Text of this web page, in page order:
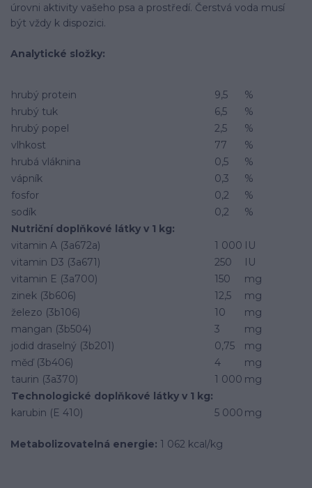
úrovni aktivity vašeho psa a prostředí. Čerstvá voda musí
být vždy k dispozici.
Analytické složky:
hrubý protein 9,5
%
hrubý tuk
6,5
%
hrubý popel
2,5
%
vlhkost
77
%
hrubá vláknina
0,5
%
vápník
0,3
%
fosfor
0,2
%
sodík
0,2
%
Nutriční doplňkové látky v 1 kg:
vitamin A (3a672a)
1 000
IU
vitamin D3 (3a671)
250
IU
vitamin E (3a700)
150
mg
zinek (3b606)
12,5
mg
železo (3b106)
10
mg
mangan (3b504)
3
mg
jodid draselný (3b201)
0,75
mg
měď (3b406)
4
mg
taurin (3a370)
1 000 mg
Technologické doplňkové látky v 1 kg:
karubin (E 410)
5 000 mg
Metabolizovatelná energie: 1 062 kcal/kg